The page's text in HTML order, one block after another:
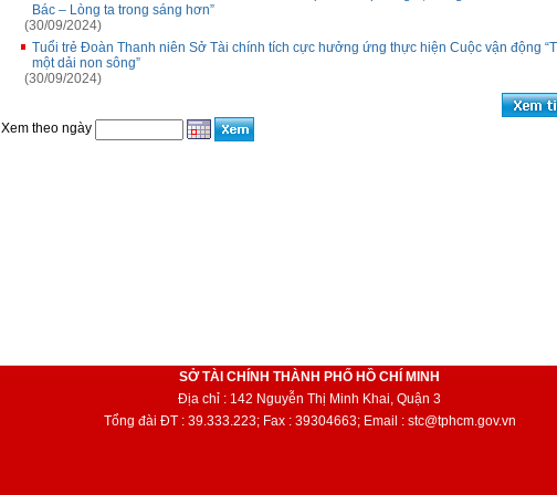
Bác – Lòng ta trong sáng hơn”
(30/09/2024)
Tuổi trẻ Đoàn Thanh niên Sở Tài chính tích cực hưởng ứng thực hiện Cuộc vận động
một dải non sông”
(30/09/2024)
Xem theo ngày
SỞ TÀI CHÍNH THÀNH PHỐ HỒ CHÍ MINH
Địa chỉ : 142 Nguyễn Thị Minh Khai, Quận 3
Tổng đài ĐT : 39.333.223; Fax : 39304663; Email : stc@tphcm.gov.vn